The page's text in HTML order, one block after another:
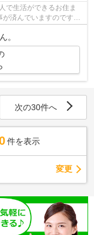
で生活ができるお住ま
済んでいますのですぐ
。
次の30件へ
件を表示
変更